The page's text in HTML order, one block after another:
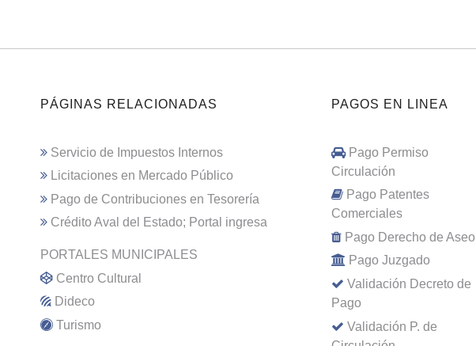
PÁGINAS RELACIONADAS
Servicio de Impuestos Internos
Licitaciones en Mercado Público
Pago de Contribuciones en Tesorería
Crédito Aval del Estado; Portal ingresa
PORTALES MUNICIPALES
Centro Cultural
Dideco
Turismo
PAGOS EN LINEA
Pago Permiso
Circulación
Pago Patentes
Comerciales
Pago Derecho de Aseo
Pago Juzgado
Validación Decreto de
Pago
Validación P. de